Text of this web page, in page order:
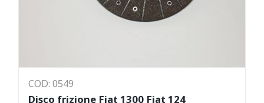
COD: 0549
Disco frizione Fiat 1300 Fiat 124